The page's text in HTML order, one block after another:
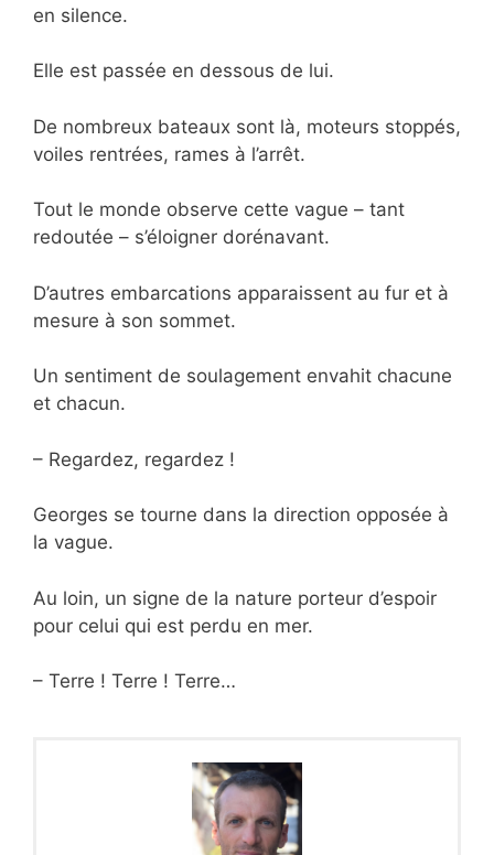
en silence.
Elle est passée en dessous de lui.
De nombreux bateaux sont là, moteurs stoppés,
voiles rentrées, rames à l’arrêt.
Tout le monde observe cette vague – tant
redoutée – s’éloigner dorénavant.
D’autres embarcations apparaissent au fur et à
mesure à son sommet.
Un sentiment de soulagement envahit chacune
et chacun.
– Regardez, regardez !
Georges se tourne dans la direction opposée à
la vague.
Au loin, un signe de la nature porteur d’espoir
pour celui qui est perdu en mer.
– Terre ! Terre ! Terre…